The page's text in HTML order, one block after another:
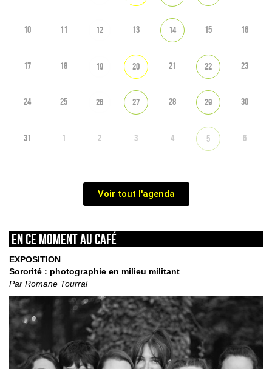
10 11 12 13 14 15 16
17 18 19 20 21 22 23
24 25 26 27 28 29 30
31 1 2 3 4 5 6
Voir tout l'agenda
En ce moment au café
EXPOSITION
Sororité : photographie en milieu militant
Par Romane Tourral